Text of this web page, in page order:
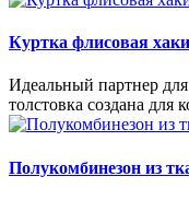
Куртка флисовая хаки
Идеальный партнер
толстовка создана для
Полукомбинезон из